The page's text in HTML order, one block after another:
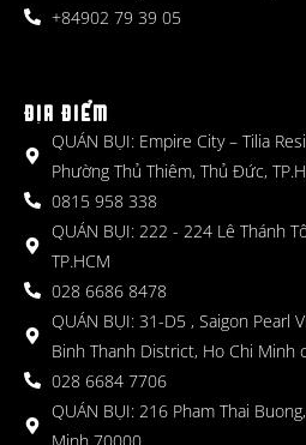
+84902 79 39 05
ĐỊA ĐIỂM
QUÁN BỤI: Empire City – Tilia
Phường Thủ Thiêm, Thủ Đức,
0815 958 338
QUÁN BỤI: 222 - 224 Lê Thánh
TP.HCM
028 6686 8478
QUÁN BỤI: 31-D5 , Saigon Pearl
Binh Thanh District, Ho Chi Minh
028 6684 7706
QUÁN BỤI: 216 Pham Thai
Minh 70000